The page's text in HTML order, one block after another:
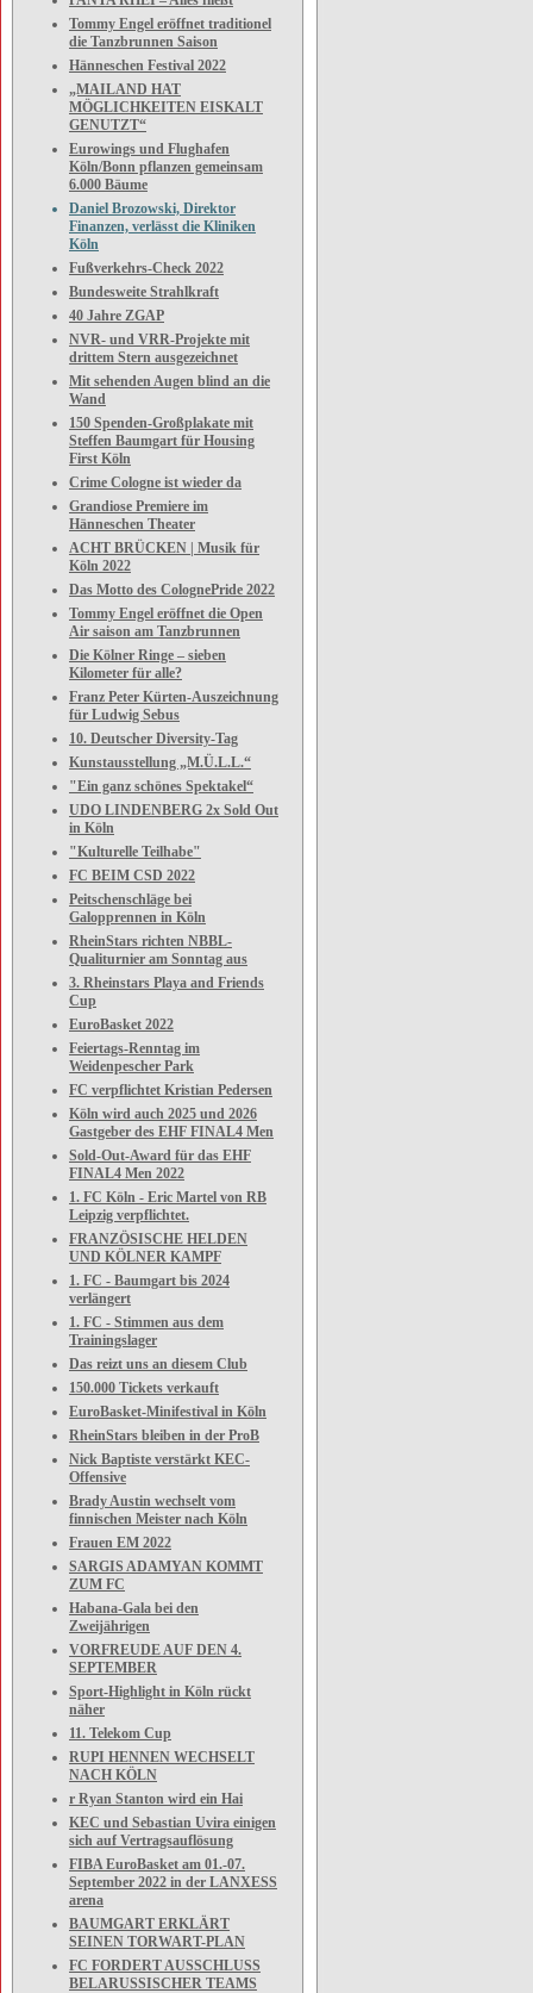
Tommy Engel eröffnet traditionel
die Tanzbrunnen Saison
Hänneschen Festival 2022
„MAILAND HAT
MÖGLICHKEITEN EISKALT
GENUTZT“
Eurowings und Flughafen
Köln/Bonn pflanzen gemeinsam
6.000 Bäume
Daniel Brozowski, Direktor
Finanzen, verlässt die Kliniken
Köln
Fußverkehrs-Check 2022
Bundesweite Strahlkraft
40 Jahre ZGAP
NVR- und VRR-Projekte mit
drittem Stern ausgezeichnet
Mit sehenden Augen blind an die
Wand
150 Spenden-Großplakate mit
Steffen Baumgart für Housing
First Köln
Crime Cologne ist wieder da
Grandiose Premiere im
Hänneschen Theater
ACHT BRÜCKEN | Musik für
Köln 2022
Das Motto des ColognePride 2022
Tommy Engel eröffnet die Open
Air saison am Tanzbrunnen
Die Kölner Ringe – sieben
Kilometer für alle?
Franz Peter Kürten-Auszeichnung
für Ludwig Sebus
10. Deutscher Diversity-Tag
Kunstausstellung „M.Ü.L.L.“
"Ein ganz schönes Spektakel“
UDO LINDENBERG 2x Sold Out
in Köln
"Kulturelle Teilhabe"
FC BEIM CSD 2022
Peitschenschläge bei
Galopprennen in Köln
RheinStars richten NBBL-
Qualiturnier am Sonntag aus
3. Rheinstars Playa and Friends
Cup
EuroBasket 2022
Feiertags-Renntag im
Weidenpescher Park
FC verpflichtet Kristian Pedersen
Köln wird auch 2025 und 2026
Gastgeber des EHF FINAL4 Men
Sold-Out-Award für das EHF
FINAL4 Men 2022
1. FC Köln - Eric Martel von RB
Leipzig verpflichtet.
FRANZÖSISCHE HELDEN
UND KÖLNER KAMPF
1. FC - Baumgart bis 2024
verlängert
1. FC - Stimmen aus dem
Trainingslager
Das reizt uns an diesem Club
150.000 Tickets verkauft
EuroBasket-Minifestival in Köln
RheinStars bleiben in der ProB
Nick Baptiste verstärkt KEC-
Offensive
Brady Austin wechselt vom
finnischen Meister nach Köln
Frauen EM 2022
SARGIS ADAMYAN KOMMT
ZUM FC
Habana-Gala bei den
Zweijährigen
VORFREUDE AUF DEN 4.
SEPTEMBER
Sport-Highlight in Köln rückt
näher
11. Telekom Cup
RUPI HENNEN WECHSELT
NACH KÖLN
r Ryan Stanton wird ein Hai
KEC und Sebastian Uvira einigen
sich auf Vertragsauflösung
FIBA EuroBasket am 01.-07.
September 2022 in der LANXESS
arena
BAUMGART ERKLÄRT
SEINEN TORWART-PLAN
FC FORDERT AUSSCHLUSS
BELARUSSISCHER TEAMS